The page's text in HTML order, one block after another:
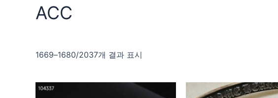
ACC
1669–1680/2037개 결과 표시